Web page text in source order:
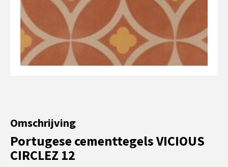
Omschrijving
Portugese cementtegels VICIOUS
CIRCLEZ 12